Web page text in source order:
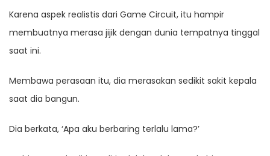
Karena aspek realistis dari Game Circuit, itu hampir
membuatnya merasa jijik dengan dunia tempatnya tinggal
saat ini.
Membawa perasaan itu, dia merasakan sedikit sakit kepala
saat dia bangun.
Dia berkata, ‘Apa aku berbaring terlalu lama?’